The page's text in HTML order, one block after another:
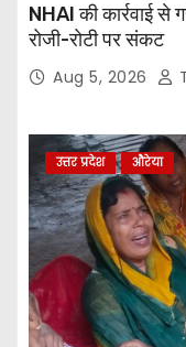
NHAI की कार्रवाई से
रोजी-रोटी पर संकट
Aug 5, 2026
उत्तर प्रदेश औरेया